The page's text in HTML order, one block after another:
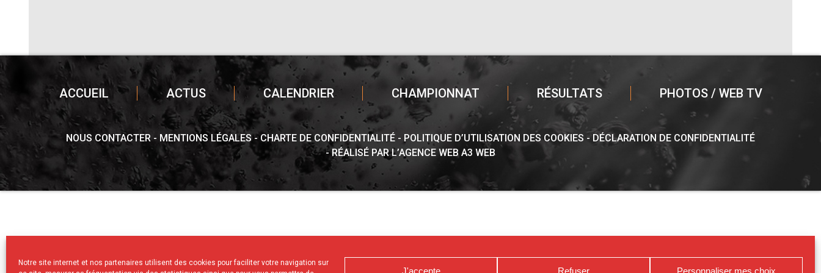
Notre site internet et nos partenaires utilisent des cookies pour faciliter votre navigation sur
J'accepte Refuser Personnaliser mes choix
ACCUEIL ACTUS CALENDRIER CHAMPIONNAT RÉSULTATS PHOTOS / WEB TV
NOUS CONTACTER MENTIONS LÉGALES CHARTE DE CONFIDENTIALITÉ POLITIQUE D’UTILISATION DES COOKIES
DÉCLARATION DE CONFIDENTIALITÉ
RÉALISÉ PAR L’AGENCE WEB A3 WEB